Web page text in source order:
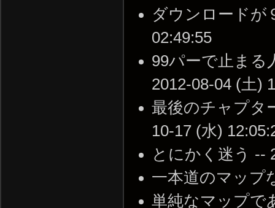
ダウンロードが
02:49:55
99パーで止まる
2012-08-04 (土)
最後のチャプタ
10-17 (水)
とにかく迷う --
一本道のマップ
単純なマップで